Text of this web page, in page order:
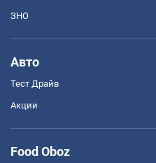
ЗНО
Авто
Тест Драйв
Акции
Food Oboz